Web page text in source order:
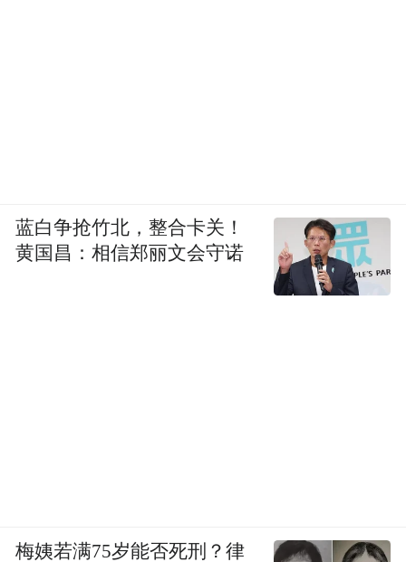
蓝白争抢竹北，整合卡关！
黄国昌：相信郑丽文会守诺
梅姨若满75岁能否死刑？律